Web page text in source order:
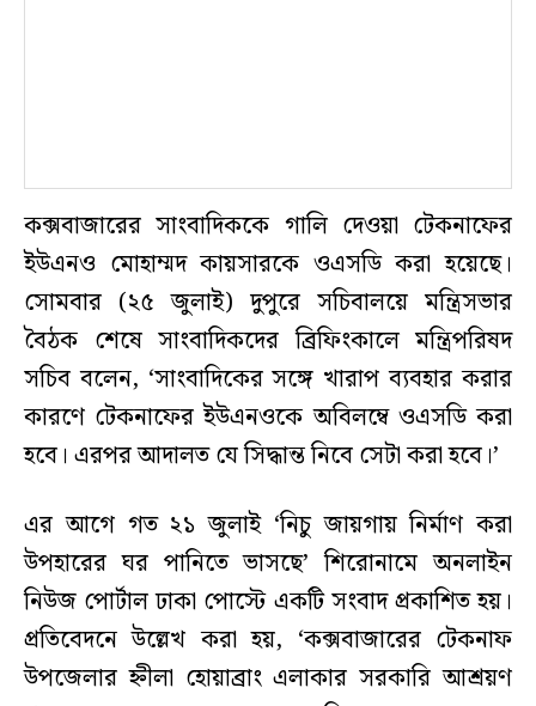
কক্সবাজারের সাংবাদিককে গালি দেওয়া টেকনাফের
ইউএনও মোহাম্মদ কায়সারকে ওএসডি করা হয়েছে।
সোমবার (২৫ জুলাই) দুপুরে সচিবালয়ে মন্ত্রিসভার
বৈঠক শেষে সাংবাদিকদের ব্রিফিংকালে মন্ত্রিপরিষদ
সচিব বলেন, ‘সাংবাদিকের সঙ্গে খারাপ ব্যবহার করার
কারণে টেকনাফের ইউএনওকে অবিলম্বে ওএসডি করা
হবে। এরপর আদালত যে সিদ্ধান্ত নিবে সেটা করা হবে।’
এর আগে গত ২১ জুলাই ‘নিচু জায়গায় নির্মাণ করা
উপহারের ঘর পানিতে ভাসছে’ শিরোনামে অনলাইন
নিউজ পোর্টাল ঢাকা পোস্টে একটি সংবাদ প্রকাশিত হয়।
প্রতিবেদনে উল্লেখ করা হয়, ‘কক্সবাজারের টেকনাফ
উপজেলার হ্নীলা হোয়াব্রাং এলাকার সরকারি আশ্রয়ণ